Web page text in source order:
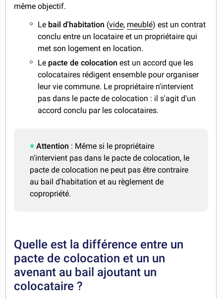
même objectif.
Le bail d'habitation (vide, meublé) est un contrat
conclu entre un locataire et un propriétaire qui
met son logement en location.
Le pacte de colocation est un accord que les
colocataires rédigent ensemble pour organiser
leur vie commune. Le propriétaire n'intervient
pas dans le pacte de colocation : il s'agit d'un
accord conclu par les colocataires.
Attention : Même si le propriétaire
n'intervient pas dans le pacte de colocation, le
pacte de colocation ne peut pas être contraire
au bail d'habitation et au règlement de
copropriété.
Quelle est la différence entre un
pacte de colocation et un un
avenant au bail ajoutant un
colocataire ?